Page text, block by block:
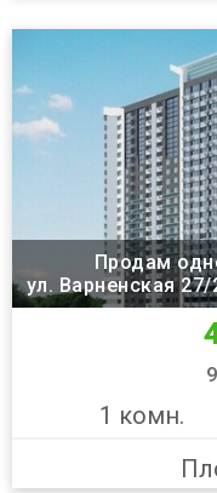
Продам
ул. Варненская
1 комн.